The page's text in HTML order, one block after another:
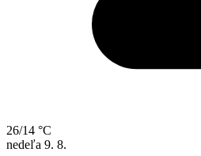
26/14 °C
nedeľa 9. 8.